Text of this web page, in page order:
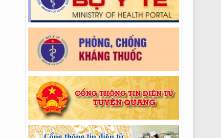
Thông báo số: 273/TMBG-BVĐK ngày
28/07/2026 của V/v V/v mời chào giá CCDC vật
rẻ mau hỏng dùng cho công tác vệ s
Thông báo số: 274/TMBG-BVĐK ngày
28/07/2026 của V/v TM SC Hệ thống máy chụp
cắt lớp vi tính CT Scanner 32 lát cắt
Thông báo số: 272/TMBG-BVĐK ngày
27/07/2026 của V/v Thư mời kiểm định các máy
thận
Thông báo số: 268/TMBG-BVĐK ngày
24/07/2026 của V/v Thư mời khí nén và dây áp
lực p.VTTBYT